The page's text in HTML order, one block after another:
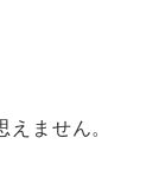
ません。